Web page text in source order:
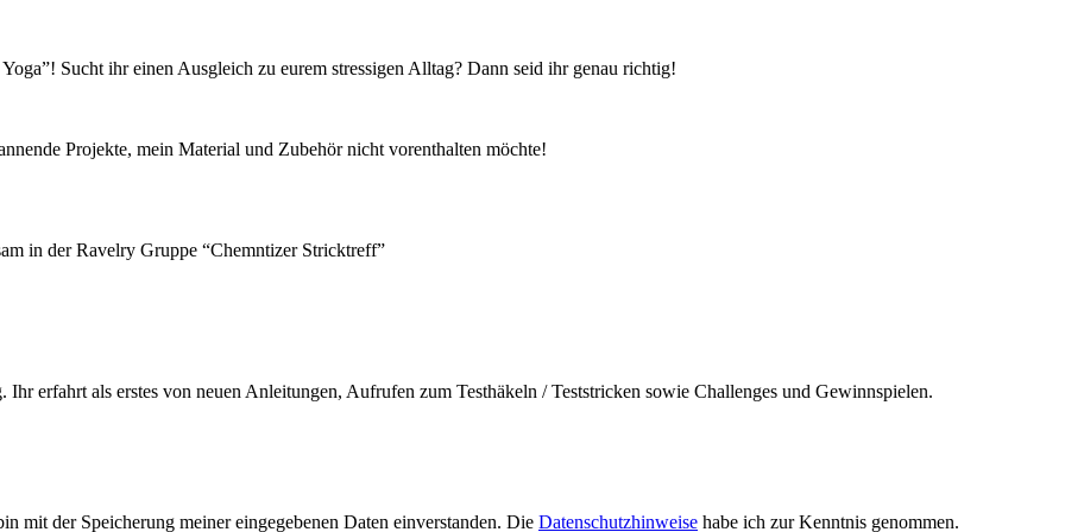
Sucht ihr einen Ausgleich zu eurem stressigen Alltag? Dann seid ihr genau richtig!
Projekte, mein Material und Zubehör nicht vorenthalten möchte!
in der Ravelry Gruppe “Chemntizer Stricktreff”
erfahrt als erstes von neuen Anleitungen, Aufrufen zum Testhäkeln / Teststricken sowie Challenges und Gewinnspielen.
mit der Speicherung meiner eingegebenen Daten einverstanden. Die Datenschutzhinweise habe ich zur Kenntnis genommen.